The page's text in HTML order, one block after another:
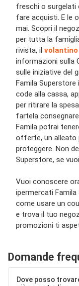
freschi o surgelati
fare acquisti. E le
mai. Scopri il
per tutta la
rivista, il volantino
informazioni sulla
sulle iniziative del
Famila
code alla cassa,
per ritirare la
fartela
Famila potrai
offerte, un alleato
proteggere. Non
Superstore, se
Vuoi conoscere
ipermercati Famila
come usare un
e trova il tuo
promozioni ti
Domande
Dove posso